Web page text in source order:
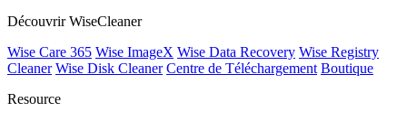
Découvrir WiseCleaner
Wise Care 365 Wise ImageX Wise Data Recovery Wise Registry
Cleaner Wise Disk Cleaner Centre de Téléchargement Boutique
Resource